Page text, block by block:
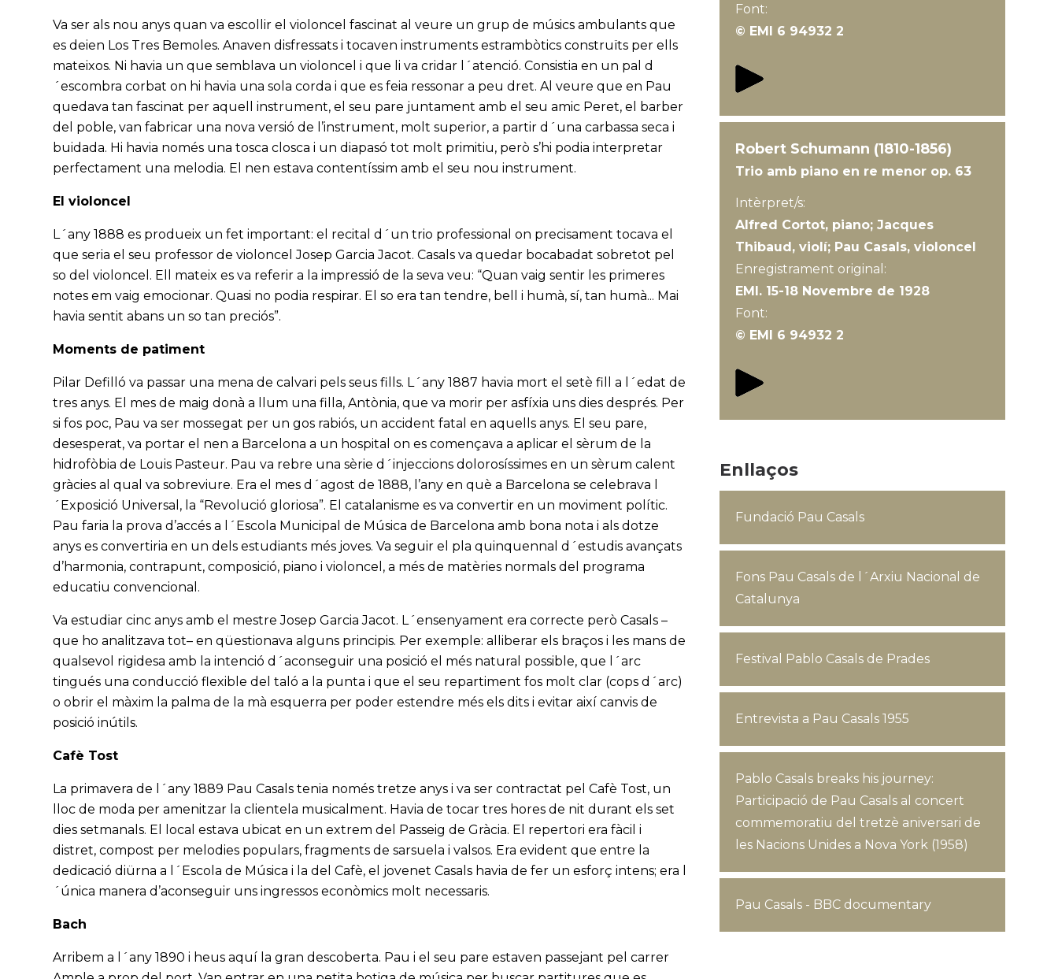
Va ser als nou anys quan va escollir el violoncel fascinat al veure un grup de músics ambulants que
es deien Los Tres Bemoles. Anaven disfressats i tocaven instruments estrambòtics construïts per ells
mateixos. Ni havia un que semblava un violoncel i que li va cridar l´atenció. Consistia en un pal d
´escombra corbat on hi havia una sola corda i que es feia ressonar a peu dret. Al veure que en Pau
quedava tan fascinat per aquell instrument, el seu pare juntament amb el seu amic Peret, el barber
del poble, van fabricar una nova versió de l’instrument, molt superior, a partir d´una carbassa seca i
buidada. Hi havia només una tosca closca i un diapasó tot molt primitiu, però s’hi podia interpretar
perfectament una melodia. El nen estava contentíssim amb el seu nou instrument.
El violoncel
L´any 1888 es produeix un fet important: el recital d´un trio professional on precisament tocava el
que seria el seu professor de violoncel Josep Garcia Jacot. Casals va quedar bocabadat sobretot pel
so del violoncel. Ell mateix es va referir a la impressió de la seva veu: “Quan vaig sentir les primeres
notes em vaig emocionar. Quasi no podia respirar. El so era tan tendre, bell i humà, sí, tan humà... Mai
havia sentit abans un so tan preciós”.
Moments de patiment
Pilar Defilló va passar una mena de calvari pels seus fills. L´any 1887 havia mort el setè fill a l´edat de
tres anys. El mes de maig donà a llum una filla, Antònia, que va morir per asfíxia uns dies després. Per
si fos poc, Pau va ser mossegat per un gos rabiós, un accident fatal en aquells anys. El seu pare,
desesperat, va portar el nen a Barcelona a un hospital on es començava a aplicar el sèrum de la
hidrofòbia de Louis Pasteur. Pau va rebre una sèrie d´injeccions dolorosíssimes en un sèrum calent
gràcies al qual va sobreviure. Era el mes d´agost de 1888, l’any en què a Barcelona se celebrava l
´Exposició Universal, la “Revolució gloriosa”. El catalanisme es va convertir en un moviment polític.
Pau faria la prova d’accés a l´Escola Municipal de Música de Barcelona amb bona nota i als dotze
anys es convertiria en un dels estudiants més joves. Va seguir el pla quinquennal d´estudis avançats
d’harmonia, contrapunt, composició, piano i violoncel, a més de matèries normals del programa
educatiu convencional.
Va estudiar cinc anys amb el mestre Josep Garcia Jacot. L´ensenyament era correcte però Casals –
que ho analitzava tot– en qüestionava alguns principis. Per exemple: alliberar els braços i les mans de
qualsevol rigidesa amb la intenció d´aconseguir una posició el més natural possible, que l´arc
tingués una conducció flexible del taló a la punta i que el seu repartiment fos molt clar (cops d´arc)
o obrir el màxim la palma de la mà esquerra per poder estendre més els dits i evitar així canvis de
posició inútils.
Cafè Tost
La primavera de l´any 1889 Pau Casals tenia només tretze anys i va ser contractat pel Cafè Tost, un
lloc de moda per amenitzar la clientela musicalment. Havia de tocar tres hores de nit durant els set
dies setmanals. El local estava ubicat en un extrem del Passeig de Gràcia. El repertori era fàcil i
distret, compost per melodies populars, fragments de sarsuela i valsos. Era evident que entre la
dedicació diürna a l´Escola de Música i la del Cafè, el jovenet Casals havia de fer un esforç intens; era l
´única manera d’aconseguir uns ingressos econòmics molt necessaris.
Bach
Arribem a l´any 1890 i heus aquí la gran descoberta. Pau i el seu pare estaven passejant pel carrer
Font:
© EMI 6 94932 2
Robert Schumann (1810-1856)
Trio amb piano en re menor op. 63
Intèrpret/s:
Alfred Cortot, piano; Jacques
Thibaud, violí; Pau Casals, violoncel
Enregistrament original:
EMI. 15-18 Novembre de 1928
Font:
© EMI 6 94932 2
Enllaços
Fundació Pau Casals
Fons Pau Casals de l´Arxiu Nacional de
Catalunya
Festival Pablo Casals de Prades
Entrevista a Pau Casals 1955
Pablo Casals breaks his journey:
Participació de Pau Casals al concert
commemoratiu del tretzè aniversari de
les Nacions Unides a Nova York (1958)
Pau Casals - BBC documentary